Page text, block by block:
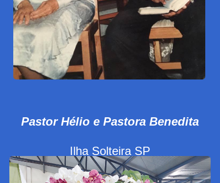
Pastor Hélio e Pastora Benedita
Ilha Solteira SP